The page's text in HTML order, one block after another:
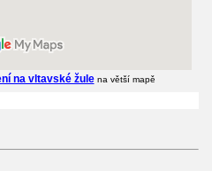
na vltavské žulena větší mapě